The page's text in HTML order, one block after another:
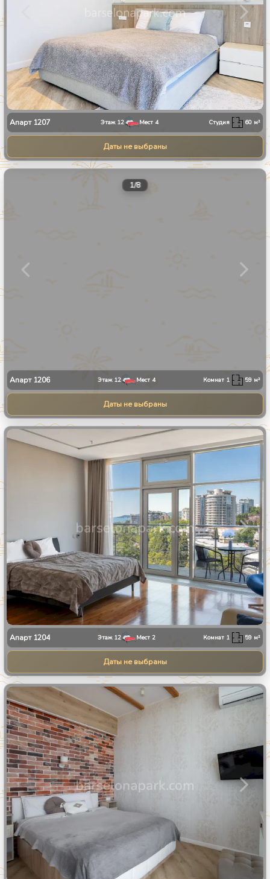
Апарт 1207 Этаж 12 Мест 4 Студия 60 м²
Даты не выбраны
1/8
Апарт 1206 Этаж 12 Мест 4 Комнат 1 59 м²
Даты не выбраны
1/27
Апарт 1204 Этаж 12 Мест 2 Комнат 1 59 м²
Даты не выбраны
1/24